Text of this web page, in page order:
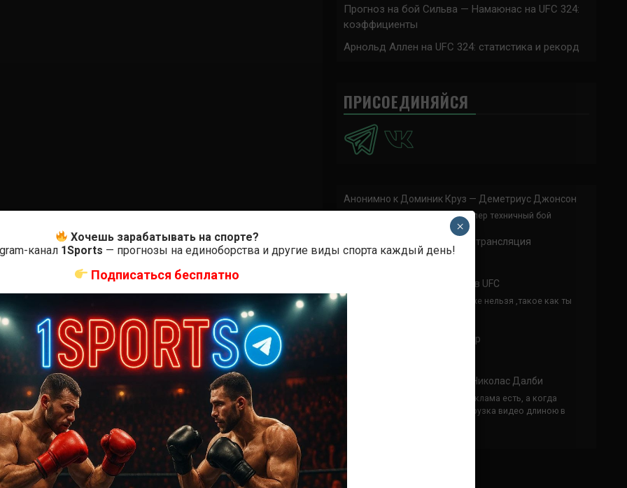
самые лучшие и актуальные события и мира
Далее
Вандерлей Сильва — Эджидио Амаро да Коста
Прогноз на бой Сильва — Намаюнас на UFC 324:
коэффициенты
Арнольд Аллен на UFC 324: статистика и рекорд
ПРИСОЕДИНЯЙСЯ
Анонимно к Доминик Круз — Деметриус Джонсон
Спасибо что выложили этот супер техничный бой
UFC 324 прямая трансляция
А как смотреть с ноутбука?
Расписание боев UFC
Кусок говна ты, существом даже нельзя ,такое как ты
Конор МакГрегор
Анонимно Рэнди Браун — Николас Далби
не запускается ни один бой, реклама есть, а когда
заканчивается начинается загрузка видео длиною в
Хочешь зарабатывать на спорте?
канал 1Sports — прогнозы на единоборства и другие виды спорта каждый день!
Подписаться бесплатно
×